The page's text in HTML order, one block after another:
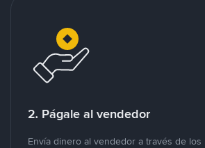
2. Págale al vendedor
Envía dinero al vendedor a través de